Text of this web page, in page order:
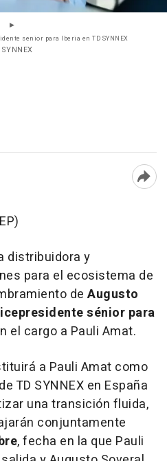
senior para Iberia en TD SYNNEX
distribuidora y
para el ecosistema de
de Augusto
sénior para
el cargo a Pauli Amat.
a Pauli Amat como
TD SYNNEX en España
una transición fluida,
conjuntamente
, fecha en la que Pauli